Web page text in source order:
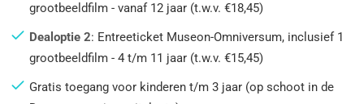
grootbeeldfilm - vanaf 12 jaar (t.w.v. €18,45)
Dealoptie 2: Entreeticket Museon-Omniversum, inclusief 1
grootbeeldfilm - 4 t/m 11 jaar (t.w.v. €15,45)
Gratis toegang voor kinderen t/m 3 jaar (op schoot in de